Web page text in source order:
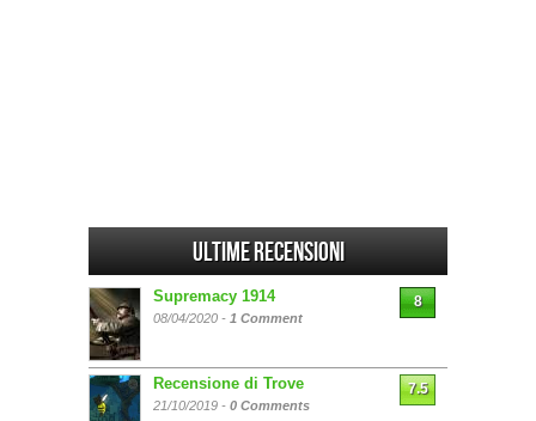
Ultime Recensioni
Supremacy 1914
08/04/2020 - 1 Comment
8
Recensione di Trove
21/10/2019 - 0 Comments
7.5